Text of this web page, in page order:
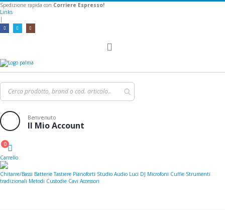
Spedizione rapida con Corriere Espresso!
Links
|
Benvenuto
Il Mio Account
Cart
0
Carrello
Chitarre/Bassi Batterie Tastiere Pianoforti Studio Audio Luci DJ Microfoni Cuffie Strumenti
tradizionali Metodi Custodie Cavi Accessori